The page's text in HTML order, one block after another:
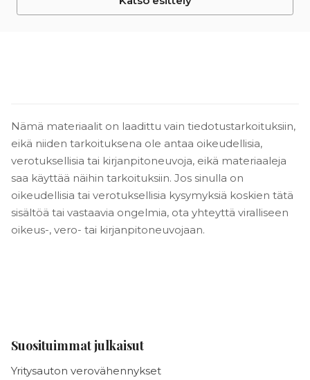
Nämä materiaalit on laadittu vain tiedotustarkoituksiin,
eikä niiden tarkoituksena ole antaa oikeudellisia,
verotuksellisia tai kirjanpitoneuvoja, eikä materiaaleja
saa käyttää näihin tarkoituksiin. Jos sinulla on
oikeudellisia tai verotuksellisia kysymyksiä koskien tätä
sisältöä tai vastaavia ongelmia, ota yhteyttä viralliseen
oikeus-, vero- tai kirjanpitoneuvojaan.
Suosituimmat julkaisut
Yritysauton verovähennykset